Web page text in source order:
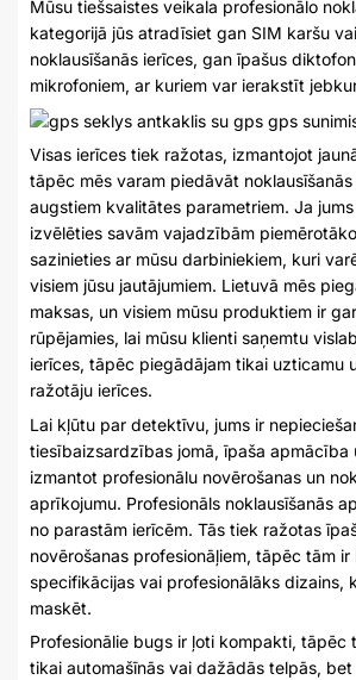
Mūsu tiešsaistes veikala profesionālo
kategorijā jūs atradīsiet gan SIM karšu
noklausīšanās ierīces, gan īpašus
mikrofoniem, ar kuriem var ierakstīt
Visas ierīces tiek ražotas, izmantojot
tāpēc mēs varam piedāvāt
augstiem kvalitātes parametriem. Ja
izvēlēties savām vajadzībām
sazinieties ar mūsu darbiniekiem, kuri
visiem jūsu jautājumiem. Lietuvā mēs
maksas, un visiem mūsu produktiem ir
rūpējamies, lai mūsu klienti saņemtu
ierīces, tāpēc piegādājam tikai uzticamu
ražotāju ierīces.
Lai kļūtu par detektīvu, jums ir
tiesībaizsardzības jomā, īpaša apmācība
izmantot profesionālu novērošanas un
aprīkojumu. Profesionāls noklausīšanās
no parastām ierīcēm. Tās tiek ražotas
novērošanas profesionāļiem, tāpēc tām
specifikācijas vai profesionālāks dizains,
maskēt.
Profesionālie bugs ir ļoti kompakti,
tikai automašīnās vai dažādās telpās,